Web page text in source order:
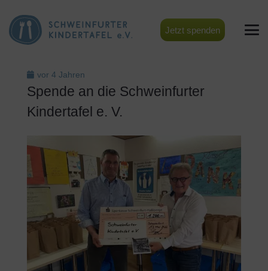
Jetzt spenden
vor 4 Jahren
Spende an die Schweinfurter
Kindertafel e. V.